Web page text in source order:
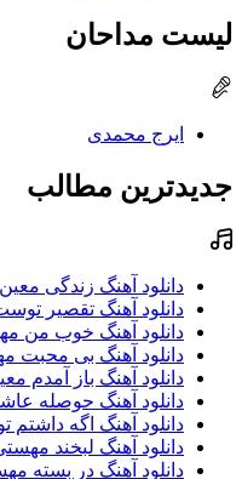
لیست مداحان
ایرج محمدی
جدیدترین مطالب
دانلود آهنگ زندگی معین
دانلود آهنگ تقصیر
دانلود آهنگ خوب من
دانلود آهنگ بی محبت
دانلود آهنگ باز آمدم
دانلود آهنگ حوصله
دانلود آهنگ اگه داشتم
دانلود آهنگ لبخند
دانلود آهنگ در بسته